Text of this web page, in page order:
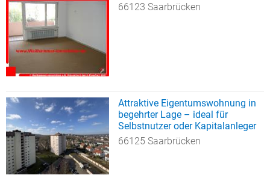
66123 Saarbrücken
Attraktive Eigentumswohnung in
begehrter Lage – ideal für
Selbstnutzer oder Kapitalanleger
66125 Saarbrücken